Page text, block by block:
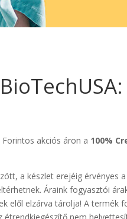
Forintos akciós áron a 100%
a készlet erejéig érvényes
Áraink fogyasztói
elől elzárva tárolja! A